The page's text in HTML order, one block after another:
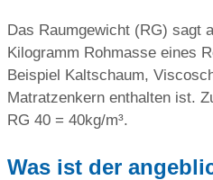
Das Raumgewicht (RG) sagt
Kilogramm Rohmasse eines
Beispiel Kaltschaum,
Matratzenkern enthalten ist.
RG 40 = 40kg/m³.
Was ist der